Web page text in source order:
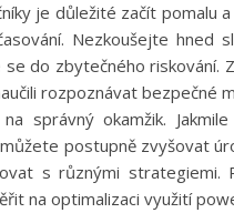
je důležité začít pomalu
Nezkoušejte hned
do zbytečného riskování.
rozpoznávat bezpečné
správný okamžik.
postupně zvyšovat
s různými strategiemi.
na optimalizaci využití